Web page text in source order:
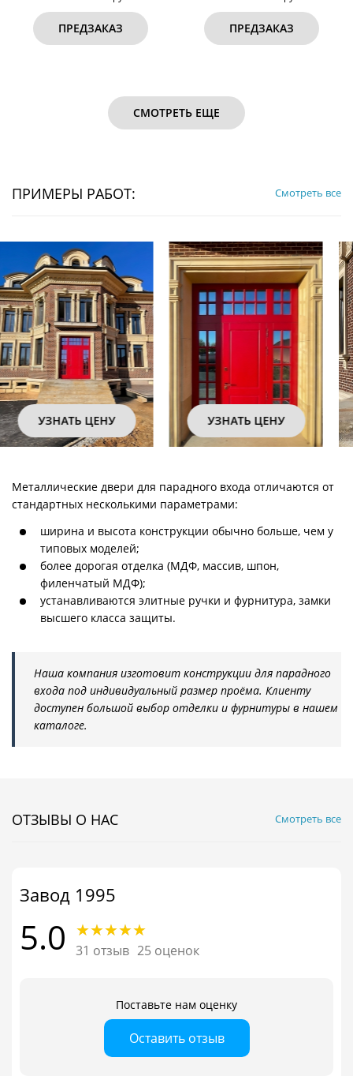
ПРЕДЗАКАЗ ПРЕДЗАКАЗ
СМОТРЕТЬ ЕЩЕ
ПРИМЕРЫ РАБОТ: Смотреть все
УЗНАТЬ ЦЕНУ УЗНАТЬ ЦЕНУ
Металлические двери для парадного входа отличаются от
стандартных несколькими параметрами:
ширина и высота конструкции обычно больше, чем у
типовых моделей;
более дорогая отделка (МДФ, массив, шпон,
филенчатый МДФ);
устанавливаются элитные ручки и фурнитура, замки
высшего класса защиты.
Наша компания изготовит конструкции для парадного
входа под индивидуальный размер проёма. Клиенту
доступен большой выбор отделки и фурнитуры в нашем
каталоге.
ОТЗЫВЫ О НАС Смотреть все
Завод 1995
5.0 31 отзыв 25 оценок
Поставьте нам оценку
Оставить отзыв